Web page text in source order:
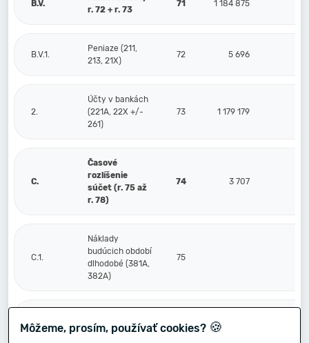
B.V.
r. 72 + r. 73
71 1 184 875
B.V.1.
Peniaze (211,
213, 21X)
72 5 696
2.
Účty v bankách
(221A, 22X +/-
261)
73 1 179 179
C.
Časové
rozlíšenie
súčet (r. 75 až
r. 78)
74 3 707
C.1.
Náklady
budúcich období
dlhodobé (381A,
382A)
75
2.
budúcich období
76
Môžeme, prosím, používať cookies? 🍪